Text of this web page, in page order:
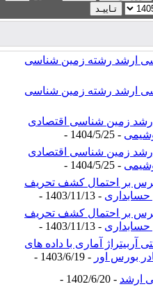
ارشد رشته زمین شناسی
ارشد رشته زمین شناسی
زمین شناسی اقتصادی
- 1404/5/25 -
زمین شناسی اقتصادی
- 1404/5/25 -
بر احتمال کشف تحریف
- 1403/11/13 -
بر احتمال کشف تحریف
- 1403/11/13 -
آماری با داده های
بورس اور- 1403/6/19 -
ارشد- 1402/6/20 -